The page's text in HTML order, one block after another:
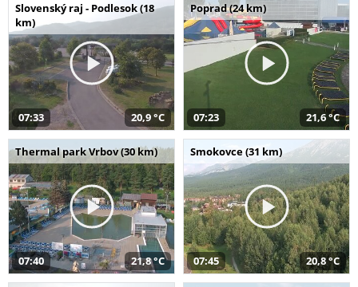
Slovenský raj - Podlesok (18
km)
07:33 20,9 °C
Poprad (24 km)
07:23 21,6 °C
Thermal park Vrbov (30 km)
07:40 21,8 °C
Smokovce (31 km)
07:45 20,8 °C